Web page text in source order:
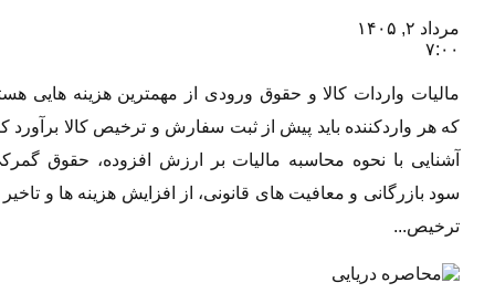
مرداد ۲, ۱۴۰۵
مالیات واردات کالا و حقوق ورودی از مهمترین هزینه هایی هستند
که هر واردکننده باید پیش از ثبت سفارش و ترخیص کالا برآورد کند.
آشنایی با نحوه محاسبه مالیات بر ارزش افزوده، حقوق گمرکی،
سود بازرگانی و معافیت های قانونی، از افزایش هزینه ها و تاخیر در
ترخیص...